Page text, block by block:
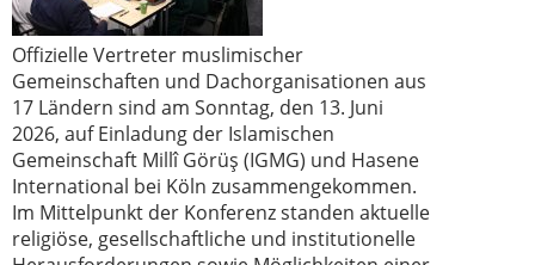
Offizielle Vertreter muslimischer
Gemeinschaften und Dachorganisationen aus
17 Ländern sind am Sonntag, den 13. Juni
2026, auf Einladung der Islamischen
Gemeinschaft Millî Görüş (IGMG) und Hasene
International bei Köln zusammengekommen.
Im Mittelpunkt der Konferenz standen aktuelle
religiöse, gesellschaftliche und institutionelle